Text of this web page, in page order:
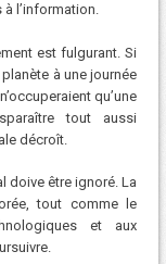
à l’information.
est fulgurant. Si
à une journée
qu’une
tout aussi
décroît.
doive être ignoré. La
tout comme le
et aux